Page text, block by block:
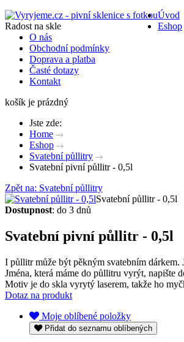
Radost na skle
Úvod
Eshop
O nás
Obchodní podmínky
Doprava a platba
Časté dotazy
Kontakt
košík je prázdný
Jste zde:
Home
Eshop
Svatební půllitry
Svatební pivní půllitr - 0,5l
Zpět na: Svatební půllitry
Svatební půllitr - 0,5l
Dostupnost: do 3 dnů
Svatební pivní půllitr - 0,5l
I půllitr může být pěkným svatebním
Jména, která máme do půllitru vyrýt, napište
Motiv je do skla vyrytý laserem, takže ho
Dotaz na produkt
Moje oblíbené položky
Přidat do seznamu oblíbených